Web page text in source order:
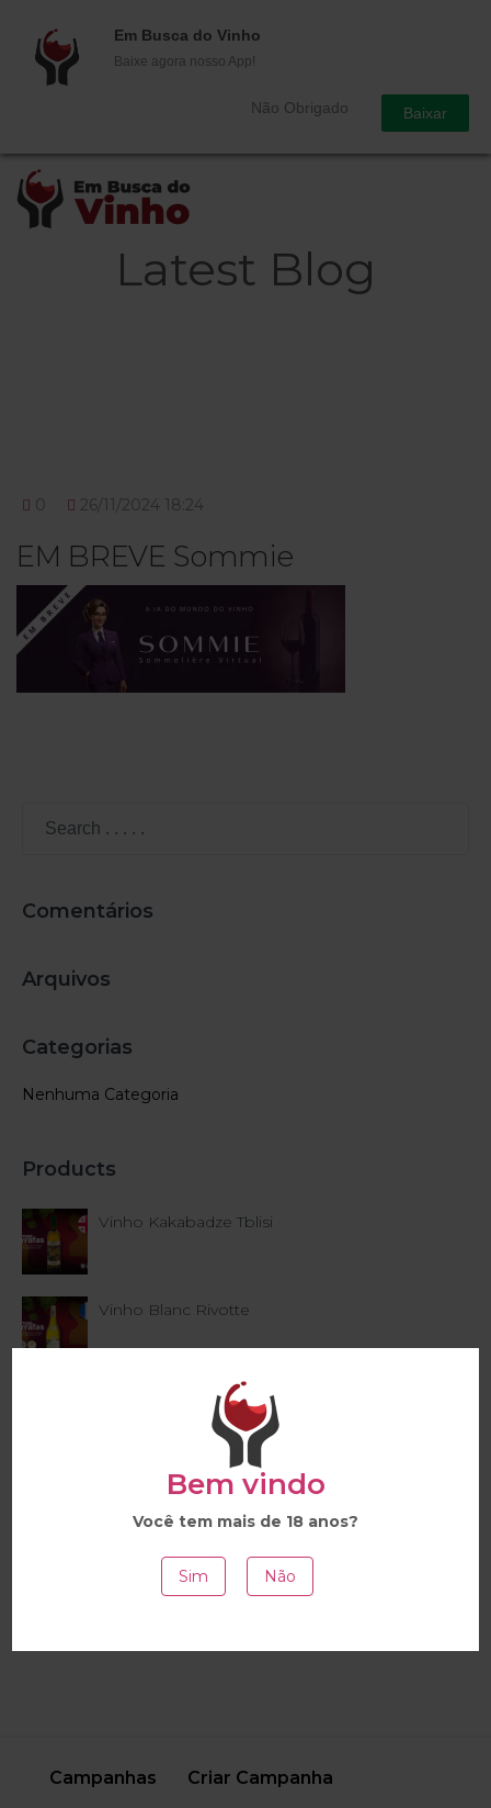
Em Busca do Vinho
Baixe agora nosso App!
Não Obrigado Baixar
Bem vindo
Você tem mais de 18 anos?
Sim Não
Latest Blog
0 26/11/2024 18:24
EM BREVE Sommie
Comentários
Arquivos
Categorias
Nenhuma Categoria
Products
Vinho Kakabadze Tblisi
Vinho Blanc Rivotte
Vinho Terre D'Or
Vinho Reticências
Vinho Kakabadze Tblisi 2021
Campanhas Criar Campanha